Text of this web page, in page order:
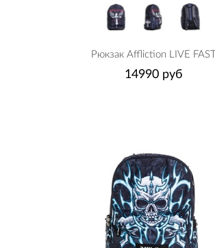
Рюкзак Affliction LIVE FAST
14990 руб